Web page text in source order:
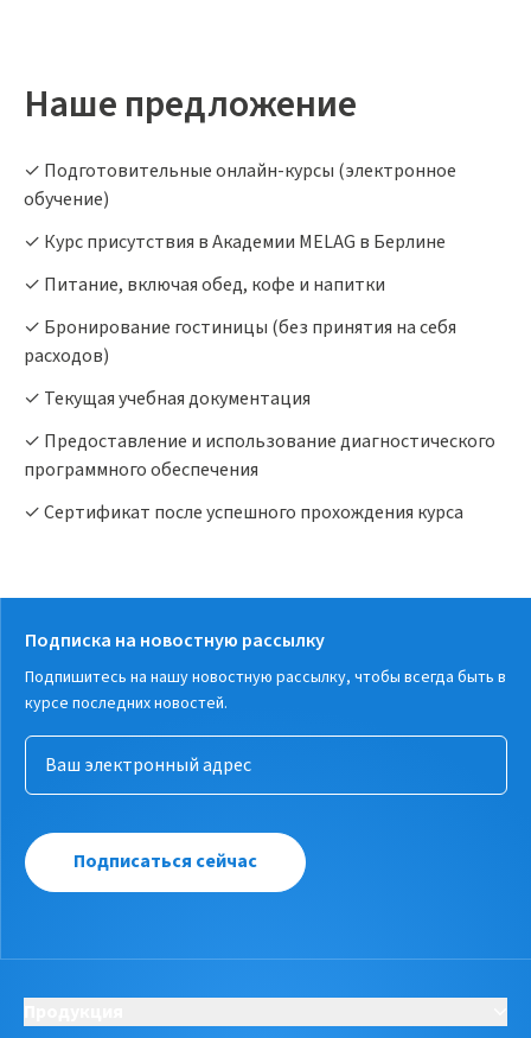
Наше предложение
✓ Подготовительные онлайн-курсы (электронное
обучение)
✓ Курс присутствия в Академии MELAG в Берлине
✓ Питание, включая обед, кофе и напитки
✓ Бронирование гостиницы (без принятия на себя
расходов)
✓ Текущая учебная документация
✓ Предоставление и использование диагностического
программного обеспечения
✓ Сертификат после успешного прохождения курса
Подписка на новостную рассылку
Подпишитесь на нашу новостную рассылку, чтобы всегда быть в
курсе последних новостей.
Подписаться сейчас